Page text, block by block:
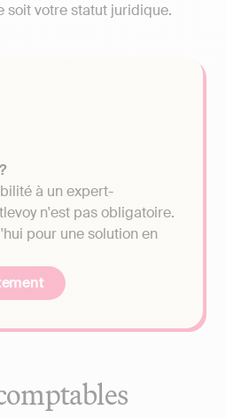
soit votre statut juridique.
à un expert-
n'est pas obligatoire.
pour une solution en